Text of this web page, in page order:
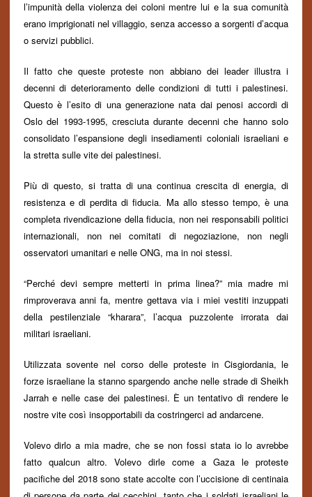
l’impunità della violenza dei coloni mentre lui e la sua comunità
erano imprigionati nel villaggio, senza accesso a sorgenti d’acqua
o servizi pubblici.
Il fatto che queste proteste non abbiano dei leader illustra i
decenni di deterioramento delle condizioni di tutti i palestinesi.
Questo è l’esito di una generazione nata daipenosi accordi di
Oslo del 1993-1995, cresciuta durante decenni che hanno solo
consolidato l’espansione degli insediamenti coloniali israeliani e
la stretta sulle vite dei palestinesi.
Più di questo, si tratta di una continua crescita di energia, di
resistenza e di perdita di fiducia. Ma allo stesso tempo, è una
completa rivendicazione della fiducia, non nei responsabili politici
internazionali, non nei comitati di negoziazione, non negli
osservatori umanitari e nelle ONG, ma in noi stessi.
“Perché devi sempre metterti in prima linea?” mia madre mi
rimproverava anni fa, mentre gettava via i miei vestiti inzuppati
della pestilenziale “kharara”, l’acqua puzzolente irrorata dai
militari israeliani.
Utilizzata sovente nel corso delle proteste in Cisgiordania, le
forze israeliane la stanno spargendo anche nelle strade di Sheikh
Jarrah e nelle case dei palestinesi. È un tentativo di rendere le
nostre vite così insopportabili da costringerci ad andarcene.
Volevo dirlo a mia madre, che se non fossi stata io lo avrebbe
fatto qualcun altro. Volevo dirle come a Gaza le proteste
pacifiche del 2018 sono state accolte con l’uccisione di centinaia